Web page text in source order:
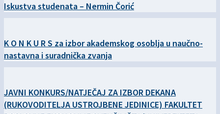
Iskustva studenata – Nermin Čorić
K O N K U R S za izbor akademskog osoblja u naučno-
nastavna i suradnička zvanja
JAVNI KONKURS/NATJEČAJ ZA IZBOR DEKANA
(RUKOVODITELJA USTROJBENE JEDINICE) FAKULTET